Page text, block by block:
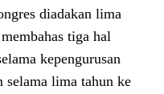
diadakan lima
tiga hal
kepengurusan
selama lima tahun ke